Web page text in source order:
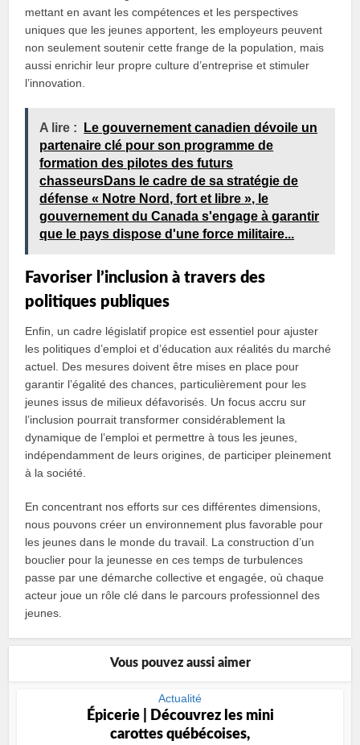
mettant en avant les compétences et les perspectives
uniques que les jeunes apportent, les employeurs peuvent
non seulement soutenir cette frange de la population, mais
aussi enrichir leur propre culture d’entreprise et stimuler
l’innovation.
A lire :
Le gouvernement canadien dévoile un
partenaire clé pour son programme de
formation des pilotes des futurs
chasseursDans le cadre de sa stratégie de
défense « Notre Nord, fort et libre », le
gouvernement du Canada s'engage à garantir
que le pays dispose d'une force militaire...
Favoriser l’inclusion à travers des
politiques publiques
Enfin, un cadre législatif propice est essentiel pour ajuster
les politiques d’emploi et d’éducation aux réalités du marché
actuel. Des mesures doivent être mises en place pour
garantir l’égalité des chances, particulièrement pour les
jeunes issus de milieux défavorisés. Un focus accru sur
l’inclusion pourrait transformer considérablement la
dynamique de l’emploi et permettre à tous les jeunes,
indépendamment de leurs origines, de participer pleinement
à la société.
En concentrant nos efforts sur ces différentes dimensions,
nous pouvons créer un environnement plus favorable pour
les jeunes dans le monde du travail. La construction d’un
bouclier pour la jeunesse en ces temps de turbulences
passe par une démarche collective et engagée, où chaque
acteur joue un rôle clé dans le parcours professionnel des
jeunes.
Vous pouvez aussi aimer
Actualité
Épicerie | Découvrez les mini
carottes québécoises,